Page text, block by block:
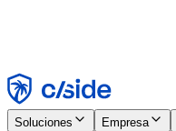
Rechazar
Soluciones Empresa